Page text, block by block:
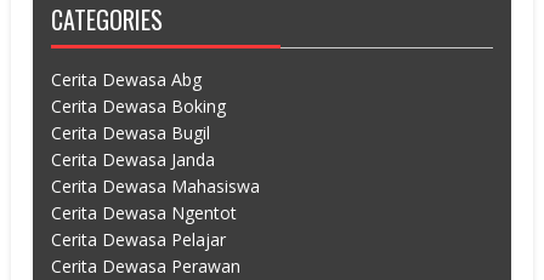
CATEGORIES
Cerita Dewasa Abg
Cerita Dewasa Boking
Cerita Dewasa Bugil
Cerita Dewasa Janda
Cerita Dewasa Mahasiswa
Cerita Dewasa Ngentot
Cerita Dewasa Pelajar
Cerita Dewasa Perawan